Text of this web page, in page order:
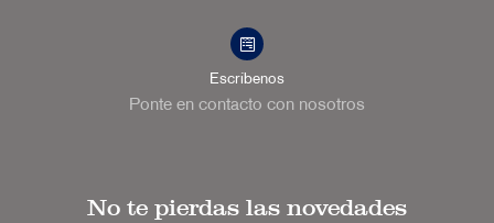
Escríbenos
Ponte en contacto con nosotros
No te pierdas las novedades